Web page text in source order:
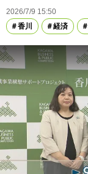
2026/7/9 15:50
香川
経済